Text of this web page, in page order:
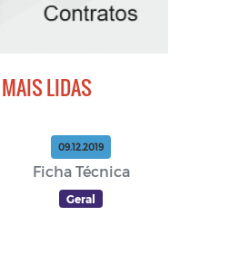
MAIS LIDAS
09.12.2019
Ficha Técnica
Geral